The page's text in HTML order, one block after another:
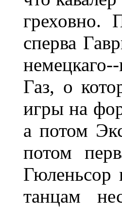
греховно.
сперва
Газ, о
игры на
а потом
потом
Гюленьсор
танцам